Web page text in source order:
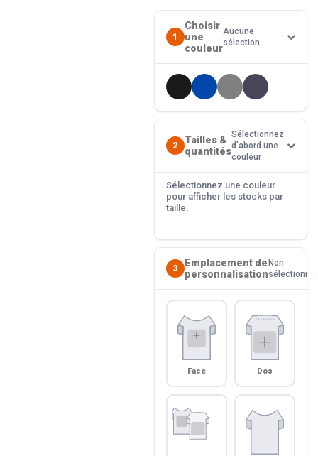
1
Choisir
une
couleur
Aucune
sélection
2
Tailles &
quantités
Sélectionnez
d'abord une
couleur
Sélectionnez une couleur
pour afficher les stocks par
taille.
3
Emplacement de
personnalisation
Non
sélectionné
Face Dos